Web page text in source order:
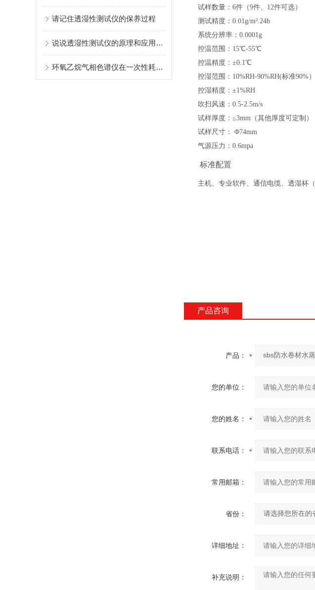
请记住透湿性测试仪的保养过程
说说透湿性测试仪的原理和应用范围
环氧乙烷气相色谱仪在一次性耗材 EO 残留筛查中的应用
试样数量： 6件（9件、12件可选）
测试精度： 0.01g/m².24h
系统分辨率： 0.0001g
控温范围： 15℃-55℃
控温精度： ±0.1℃
控湿范围： 10%RH-90%RH(标准90%）
控湿精度： ±1%RH
吹扫风速： 0.5-2.5m/s
试样厚度： ≤3mm（其他厚度可定制）
试样尺寸：
Φ74mm
气源压力： 0.6mpa
标准配置
主机、专业软件、通信电缆、透湿杯（
产品咨询
产品：
您的单位：
您的姓名：
联系电话：
常用邮箱：
省份：
详细地址：
补充说明：